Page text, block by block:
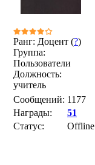
Ранг: Доцент (?)
Группа:
Пользователи
Должность:
учитель
Сообщений: 1177
Награды:
51
Статус:
Offline